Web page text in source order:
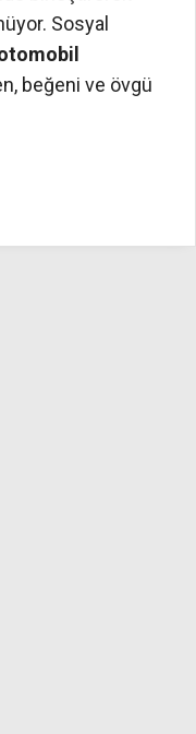
Sosyal
beğeni ve övgü